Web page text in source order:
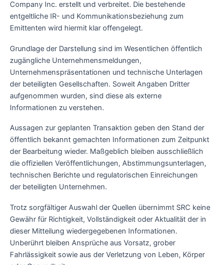
Company Inc. erstellt und verbreitet. Die bestehende
entgeltliche IR- und Kommunikationsbeziehung zum
Emittenten wird hiermit klar offengelegt.
Grundlage der Darstellung sind im Wesentlichen öffentlich
zugängliche Unternehmensmeldungen,
Unternehmenspräsentationen und technische Unterlagen
der beteiligten Gesellschaften. Soweit Angaben Dritter
aufgenommen wurden, sind diese als externe
Informationen zu verstehen.
Aussagen zur geplanten Transaktion geben den Stand der
öffentlich bekannt gemachten Informationen zum Zeitpunkt
der Bearbeitung wieder. Maßgeblich bleiben ausschließlich
die offiziellen Veröffentlichungen, Abstimmungsunterlagen,
technischen Berichte und regulatorischen Einreichungen
der beteiligten Unternehmen.
Trotz sorgfältiger Auswahl der Quellen übernimmt SRC keine
Gewähr für Richtigkeit, Vollständigkeit oder Aktualität der in
dieser Mitteilung wiedergegebenen Informationen.
Unberührt bleiben Ansprüche aus Vorsatz, grober
Fahrlässigkeit sowie aus der Verletzung von Leben, Körper